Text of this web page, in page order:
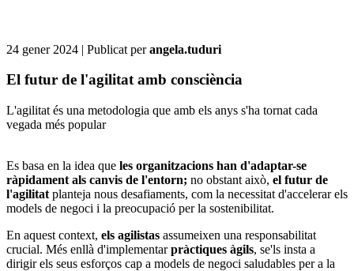
24 gener 2024 | Publicat perangela.tuduri
El futur de l'agilitat amb consciència
L'agilitat és una metodologia que amb els anys s'ha tornat cada
vegada més popular
Es basa en la idea que les organitzacions han d'adaptar-se
ràpidament als canvis de l'entorn; no obstant això, el futur de
l'agilitat planteja nous desafiaments, com la necessitat d'accelerar els
models de negoci i la preocupació per la sostenibilitat.
En aquest context, els agilistas assumeixen una responsabilitat
crucial. Més enllà d'implementarpràctiques àgils, se'ls insta a
dirigir els seus esforços cap a models de negoci saludables per a la